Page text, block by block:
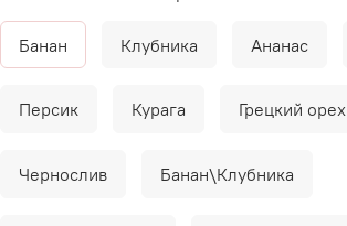
Банан Клубника Ананас
Персик Курага Грецкий орех
Чернослив Банан\Клубника